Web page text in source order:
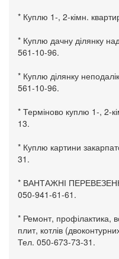
* Куплю 1-, 2-кімн.
* Куплю дачну ділянку
561-10-96.
* Куплю ділянку
561-10-96.
* Терміново куплю 1-, 2-
13.
* Куплю картини
31.
* ВАНТАЖНІ
050-941-61-61.
* Ремонт, профілактика,
плит, котлів
Тел. 050-673-73-31.